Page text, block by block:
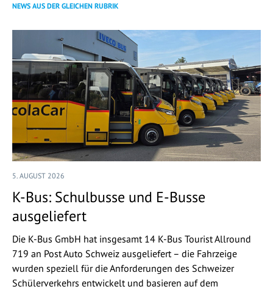
NEWS AUS DER GLEICHEN RUBRIK
5. AUGUST 2026
K-Bus: Schulbusse und E-Busse
ausgeliefert
Die K-Bus GmbH hat insgesamt 14 K-Bus Tourist Allround
719 an Post Auto Schweiz ausgeliefert – die Fahrzeige
wurden speziell für die Anforderungen des Schweizer
Schülerverkehrs entwickelt und basieren auf dem